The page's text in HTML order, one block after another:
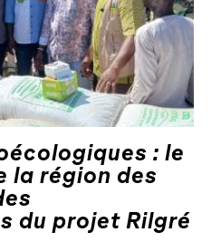
: le
la région des
du projet Rilgré